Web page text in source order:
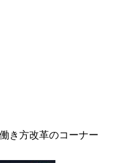
き方改革のコーナー